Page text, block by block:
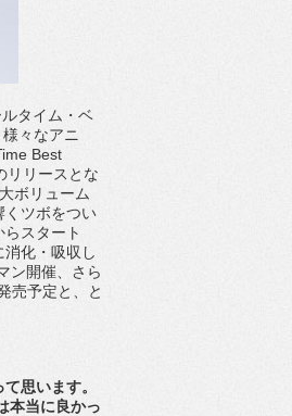
タイム・ベ
々なアニ
Best
リリースとな
ボリューム
くツボをつい
スタート
化・吸収し
ン開催、さら
売予定と、と
思います。
本当に良かっ